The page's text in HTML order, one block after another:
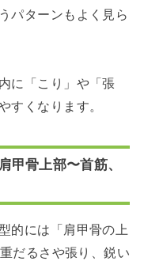
パターンもよく見ら
に「こり」や「張
すくなります。
甲骨上部〜首筋、
的には「肩甲骨の上
だるさや張り、鋭い